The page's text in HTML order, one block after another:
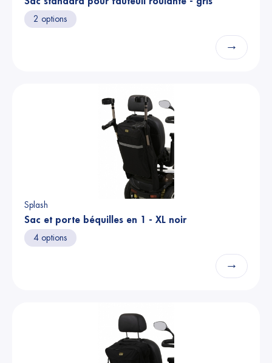
2 options
→
Splash
Sac et porte béquilles en 1 - XL noir
4 options
→